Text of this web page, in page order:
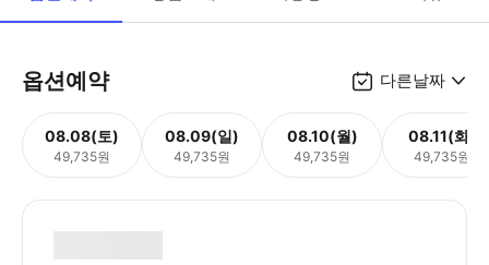
옵션예약 다른날짜
08.08(토)
49,735원
08.09(일)
49,735원
08.10(월)
49,735원
08.11(화)
49,735원